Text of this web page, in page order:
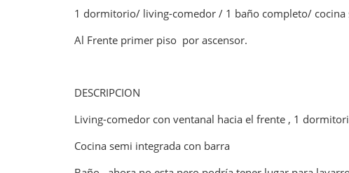
1 dormitorio/ living-comedor / 1 baño completo/ cocina
Al Frente primer piso por ascensor.
DESCRIPCION
Living-comedor con ventanal hacia el frente , 1
Cocina semi integrada con barra